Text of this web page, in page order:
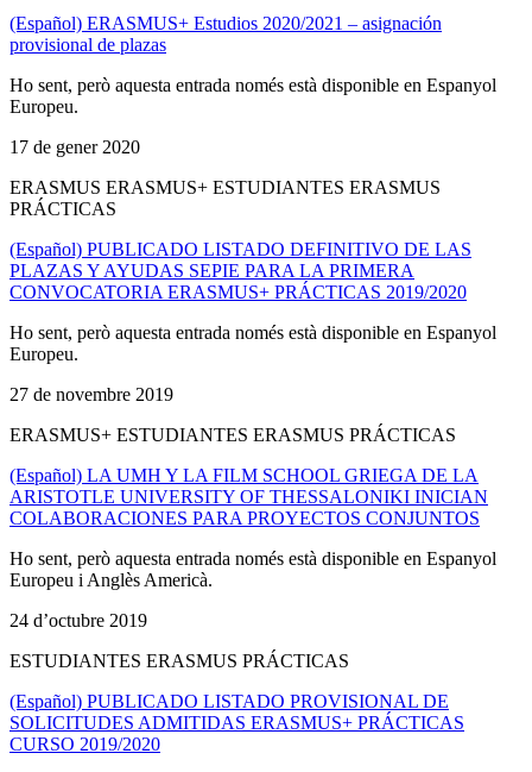
(Español) ERASMUS+ Estudios 2020/2021 – asignación
provisional de plazas
Ho sent, però aquesta entrada només està disponible en Espanyol
Europeu.
17 de gener 2020
ERASMUS ERASMUS+ ESTUDIANTES ERASMUS
PRÁCTICAS
(Español) PUBLICADO LISTADO DEFINITIVO DE LAS
PLAZAS Y AYUDAS SEPIE PARA LA PRIMERA
CONVOCATORIA ERASMUS+ PRÁCTICAS 2019/2020
Ho sent, però aquesta entrada només està disponible en Espanyol
Europeu.
27 de novembre 2019
ERASMUS+ ESTUDIANTES ERASMUS PRÁCTICAS
(Español) LA UMH Y LA FILM SCHOOL GRIEGA DE LA
ARISTOTLE UNIVERSITY OF THESSALONIKI INICIAN
COLABORACIONES PARA PROYECTOS CONJUNTOS
Ho sent, però aquesta entrada només està disponible en Espanyol
Europeu i Anglès Americà.
24 d’octubre 2019
ESTUDIANTES ERASMUS PRÁCTICAS
(Español) PUBLICADO LISTADO PROVISIONAL DE
SOLICITUDES ADMITIDAS ERASMUS+ PRÁCTICAS
CURSO 2019/2020